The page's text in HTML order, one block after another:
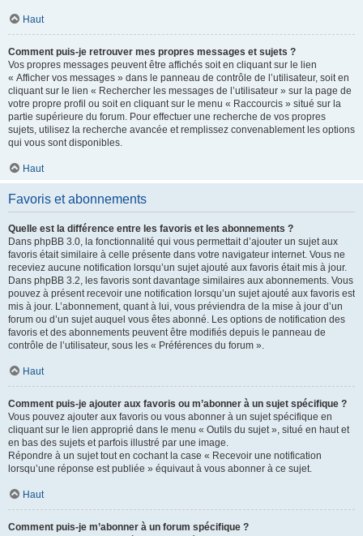
Haut
Comment puis-je retrouver mes propres messages et sujets ?
Vos propres messages peuvent être affichés soit en cliquant sur le lien
« Afficher vos messages » dans le panneau de contrôle de l’utilisateur, soit en
cliquant sur le lien « Rechercher les messages de l’utilisateur » sur la page de
votre propre profil ou soit en cliquant sur le menu « Raccourcis » situé sur la
partie supérieure du forum. Pour effectuer une recherche de vos propres
sujets, utilisez la recherche avancée et remplissez convenablement les options
qui vous sont disponibles.
Haut
Favoris et abonnements
Quelle est la différence entre les favoris et les abonnements ?
Dans phpBB 3.0, la fonctionnalité qui vous permettait d’ajouter un sujet aux
favoris était similaire à celle présente dans votre navigateur internet. Vous ne
receviez aucune notification lorsqu’un sujet ajouté aux favoris était mis à jour.
Dans phpBB 3.2, les favoris sont davantage similaires aux abonnements. Vous
pouvez à présent recevoir une notification lorsqu’un sujet ajouté aux favoris est
mis à jour. L’abonnement, quant à lui, vous préviendra de la mise à jour d’un
forum ou d’un sujet auquel vous êtes abonné. Les options de notification des
favoris et des abonnements peuvent être modifiés depuis le panneau de
contrôle de l’utilisateur, sous les « Préférences du forum ».
Haut
Comment puis-je ajouter aux favoris ou m’abonner à un sujet spécifique ?
Vous pouvez ajouter aux favoris ou vous abonner à un sujet spécifique en
cliquant sur le lien approprié dans le menu « Outils du sujet », situé en haut et
en bas des sujets et parfois illustré par une image.
Répondre à un sujet tout en cochant la case « Recevoir une notification
lorsqu’une réponse est publiée » équivaut à vous abonner à ce sujet.
Haut
Comment puis-je m’abonner à un forum spécifique ?